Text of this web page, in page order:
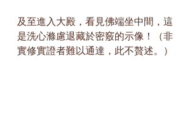
及至進入大殿，看見佛端坐中間，這
是洗心滌慮退藏於密竅的示像！（非
實修實證者難以通達，此不贅述。）